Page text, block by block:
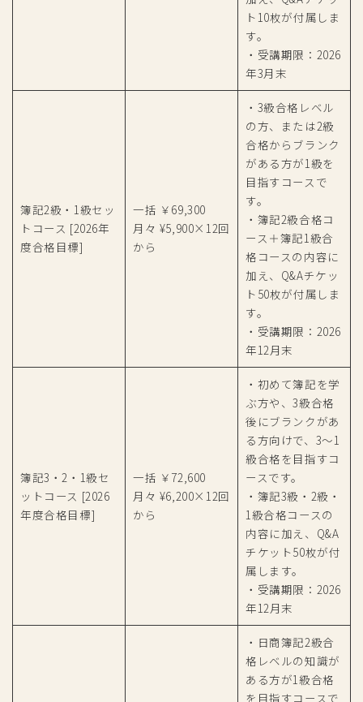
ト10枚が付属しま
す。
・受講期限：2026
年3月末
簿記2級・1級セッ
トコース [2026年
度合格目標]
一括 ￥69,300
月々 ¥5,900×12回
から
・3級合格レベル
の方、または2級
合格からブランク
がある方が1級を
目指すコースで
す。
・簿記2級合格コ
ース＋簿記1級合
格コースの内容に
加え、Q&Aチケッ
ト50枚が付属しま
す。
・受講期限：2026
年12月末
簿記3・2・1級セ
ットコース [2026
年度合格目標]
一括 ￥72,600
月々 ¥6,200×12回
から
・初めて簿記を学
ぶ方や、3級合格
後にブランクがあ
る方向けで、3〜1
級合格を目指すコ
ースです。
・簿記3級・2級・
1級合格コースの
内容に加え、Q&A
チケット50枚が付
属します。
・受講期限：2026
年12月末
・日商簿記2級合
格レベルの知識が
ある方が1級合格
を目指すコースで